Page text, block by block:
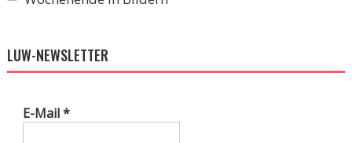
LUW-NEWSLETTER
E-Mail*